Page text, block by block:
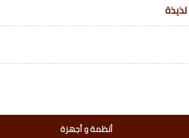
أنظمة و أجهزة